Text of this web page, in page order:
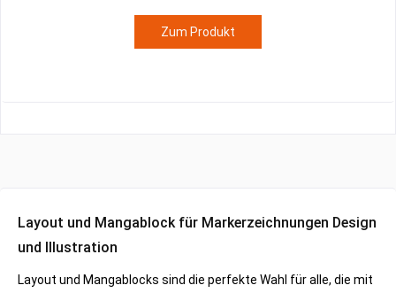
Zum Produkt
Layout und Mangablock für Markerzeichnungen Design
und Illustration
Layout und Mangablocks sind die perfekte Wahl für alle, die mit